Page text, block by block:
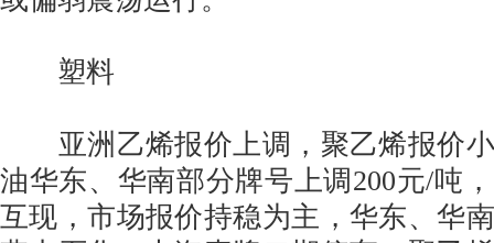
塑料
亚洲乙烯报价上调，聚乙烯报价小
油华东、华南部分牌号上调200元/吨
互现，市场报价持稳为主，华东、华